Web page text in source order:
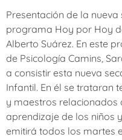
Presentación de la nueva
programa Hoy por Hoy
Alberto Suárez. En este
de Psicología Camins,
a consistir esta nueva
Infantil. En él se trataran
y maestros relacionados
aprendizaje de los niños
emitirá todos los martes